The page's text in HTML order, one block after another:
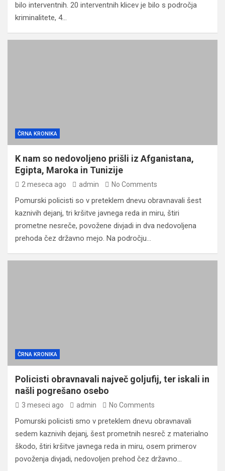
bilo interventnih. 20 interventnih klicev je bilo s področja
kriminalitete, 4…
ČRNA KRONIKA
K nam so nedovoljeno prišli iz Afganistana,
Egipta, Maroka in Tunizije
2 meseca ago admin No Comments
Pomurski policisti so v preteklem dnevu obravnavali šest
kaznivih dejanj, tri kršitve javnega reda in miru, štiri
prometne nesreče, povožene divjadi in dva nedovoljena
prehoda čez državno mejo. Na področju…
ČRNA KRONIKA
Policisti obravnavali največ goljufij, ter iskali in
našli pogrešano osebo
3 meseci ago admin No Comments
Pomurski policisti smo v preteklem dnevu obravnavali
sedem kaznivih dejanj, šest prometnih nesreč z materialno
škodo, štiri kršitve javnega reda in miru, osem primerov
povoženja divjadi, nedovoljen prehod čez državno…